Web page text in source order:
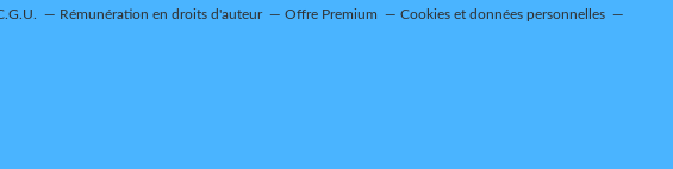
Rémunération en droits d'auteur Offre Premium Cookies et données personnelles